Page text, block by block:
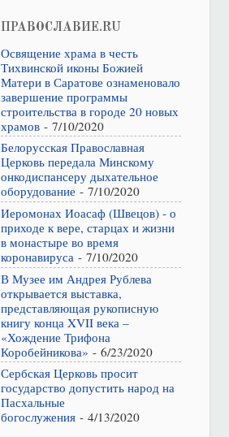
ПРАВОСЛАВИЕ.RU
Освящение храма в честь
Тихвинской иконы Божией
Матери в Саратове ознаменовало
завершение программы
строительства в городе 20 новых
храмов- 7/10/2020
Белорусская Православная
Церковь передала Минскому
онкодиспансеру дыхательное
оборудование - 7/10/2020
Иеромонах Иоасаф (Швецов) - о
приходе к вере, старцах и жизни
в монастыре во время
коронавируса - 7/10/2020
В Музее им Андрея Рублева
открывается выставка,
представляющая рукописную
книгу конца XVII века –
«Хождение Трифона
Коробейникова» - 6/23/2020
Сербская Церковь просит
государство допустить народ на
Пасхальные
богослужения- 4/13/2020